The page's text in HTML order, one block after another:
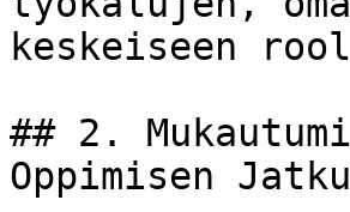
keskeiseen
## 2.
Oppimisen